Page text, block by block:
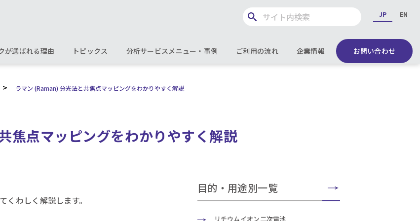
JP EN
が選ばれる理由 トピックス 分析サービスメニュー・事例 ご利用の流れ 企業情報 お問い合わせ
> ラマン (Raman) 分光法と共焦点マッピングをわかりやすく解説
焦点マッピングをわかりやすく解説
わしく解説します。
目的・用途別一覧
リチウムイオン二次電池